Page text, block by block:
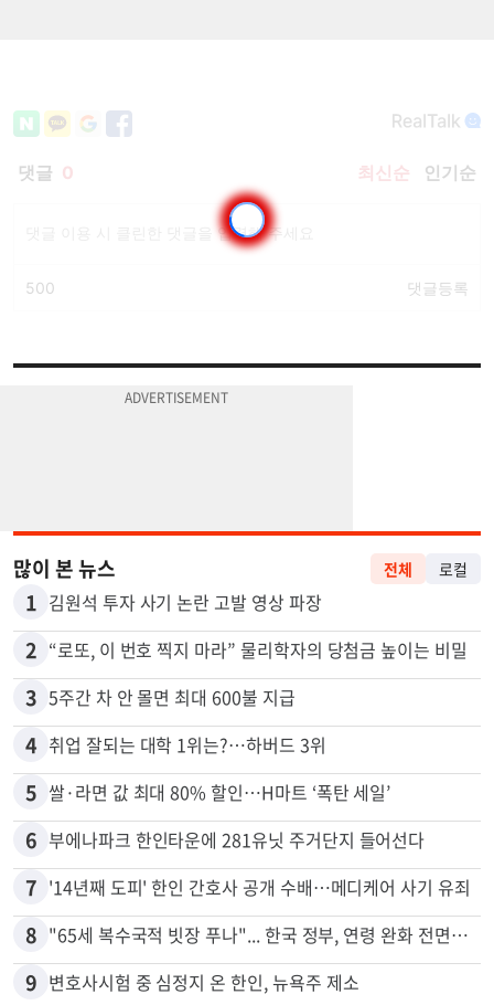
1 김원석 투자 사기 논란 고발 영상 파장
2 “로또, 이 번호 찍지 마라” 물리학자의 당첨금 높이는 비밀
3 5주간 차 안 몰면 최대 600불 지급
4 취업 잘되는 대학 1위는?…하버드 3위
5 쌀·라면 값 최대 80% 할인…H마트 ‘폭탄 세일’
6 부에나파크 한인타운에 281유닛 주거단지 들어선다
7 '14년째 도피' 한인 간호사 공개 수배…메디케어 사기 유죄
8